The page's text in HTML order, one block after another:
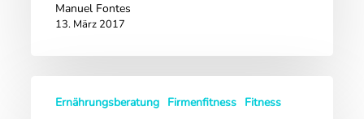
Manuel Fontes
13. März 2017
Ernährungsberatung Firmenfitness Fitness